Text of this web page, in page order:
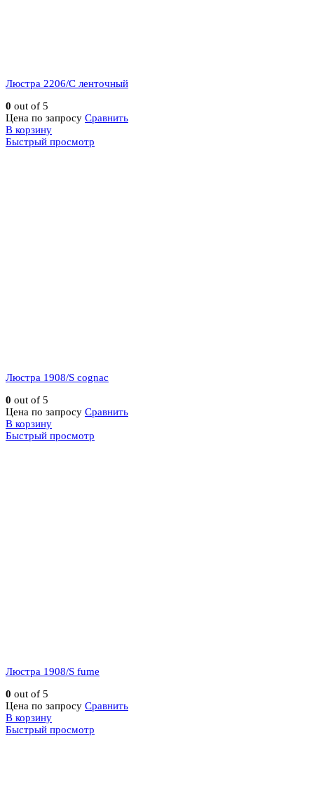
Люстра 2206/C ленточный
0 out of 5
Цена по запросу Сравнить
В корзину
Быстрый просмотр
Люстра 1908/S cognac
0 out of 5
Цена по запросу Сравнить
В корзину
Быстрый просмотр
Люстра 1908/S fume
0 out of 5
Цена по запросу Сравнить
В корзину
Быстрый просмотр